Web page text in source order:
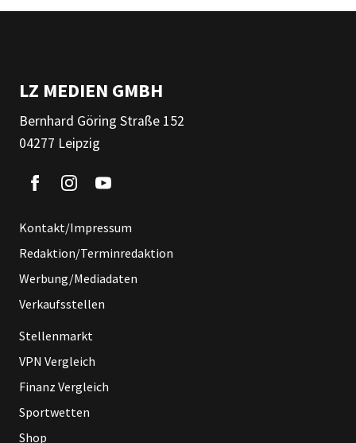
LZ MEDIEN GMBH
Bernhard Göring Straße 152
04277 Leipzig
Kontakt/Impressum
Redaktion/Terminredaktion
Werbung/Mediadaten
Verkaufsstellen
Stellenmarkt
VPN Vergleich
Finanz Vergleich
Sportwetten
Shop